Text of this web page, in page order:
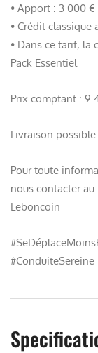
• Apport : 3 000 €
• Crédit classique
• Dans ce tarif, la
Pack Essentiel
Prix comptant : 9
Livraison
Pour toute
nous contacter
Leboncoin
#ConduiteSereine